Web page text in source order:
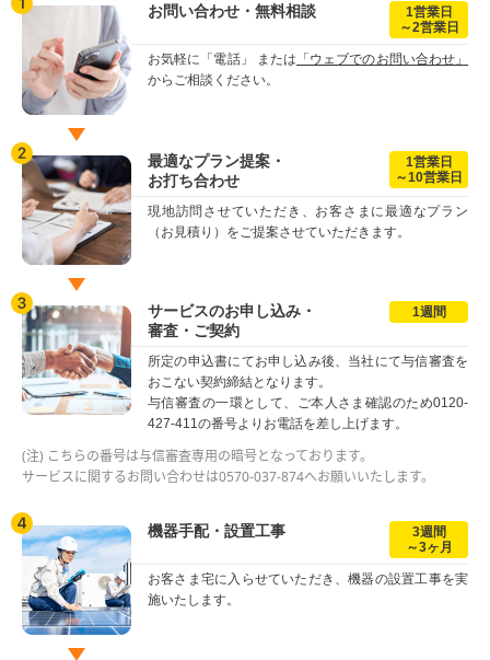
お問い合わせ・無料相談
1営業日
～2営業日
お気軽に 「電話」 または 「ウェブでのお問い合わせ」
からご相談ください。
最適なプラン提案・
お打ち合わせ
1営業日
～10営業日
現地訪問させていただき、お客さまに最適なプラン
（お見積り）をご提案させていただきます。
サービスのお申し込み・
審査・ご契約
1週間
所定の申込書にてお申し込み後、当社にて与信審査を
おこない契約締結となります。
与信審査の一環として、ご本人さま確認のため0120-
427-411の番号よりお電話を差し上げます。
(注) こちらの番号は与信審査専用の暗号となっております。
サービスに関するお問い合わせは0570-037-874へお願いいたします。
機器手配・設置工事
3週間
～3ヶ月
お客さま宅に入らせていただき、機器の設置工事を実
施いたします。